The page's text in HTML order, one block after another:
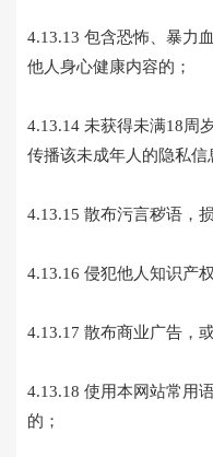
4.13.13 包含恐怖、暴力
他人身心健康内容的；
4.13.14 未获得未满18周
传播该未成年人的隐私信
4.13.15 散布污言秽语，
4.13.16 侵犯他人知识产
4.13.17 散布商业广告，
4.13.18 使用本网站常用
的；